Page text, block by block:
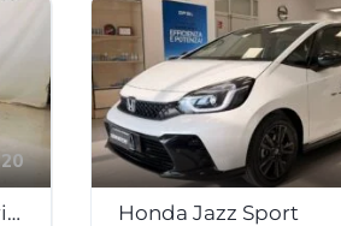
20
DACIA Duster 1.2 mild hybrid 130 cv 4×4 Expression Honda Jazz Sport